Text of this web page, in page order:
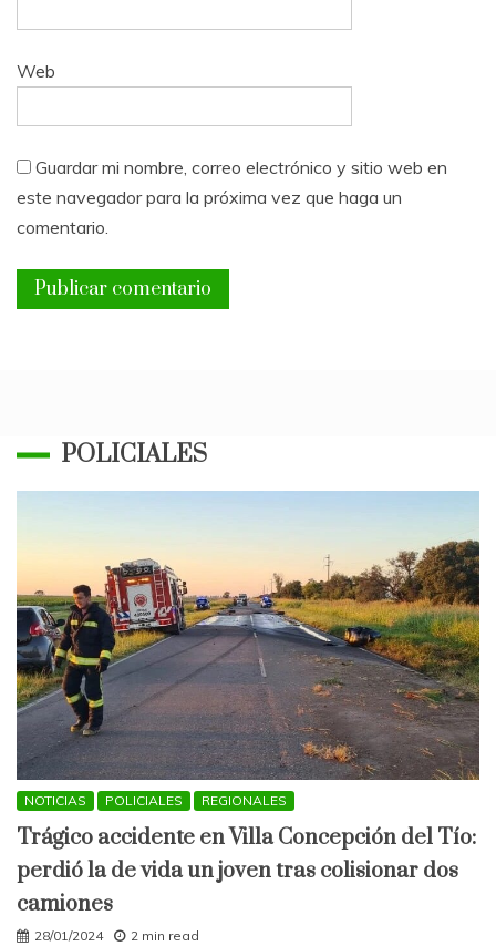
Web
Guardar mi nombre, correo electrónico y sitio web en
este navegador para la próxima vez que haga un
comentario.
POLICIALES
NOTICIAS POLICIALES REGIONALES
Trágico accidente en Villa Concepción del Tío:
perdió la de vida un joven tras colisionar dos
camiones
28/01/2024 2 min read